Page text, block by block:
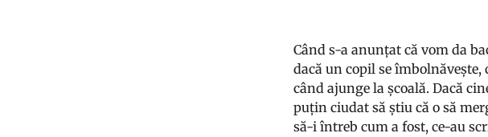
Când s-a anunțat că vom da
dacă un copil se îmbolnăvește,
când ajunge la școală. Dacă
puțin ciudat să știu că o să
să-i întreb cum a fost, ce-au